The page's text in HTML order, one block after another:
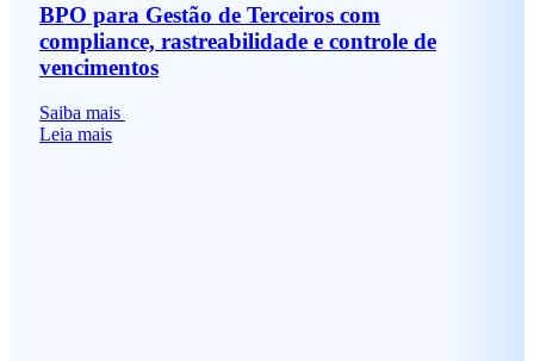
BPO para Gestão de Terceiros com
compliance, rastreabilidade e controle de
vencimentos
Saiba mais
Leia mais